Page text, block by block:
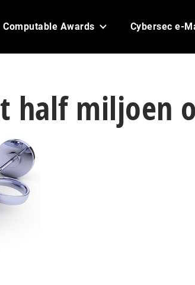
Computable Awards Cybersec e-
half miljoen